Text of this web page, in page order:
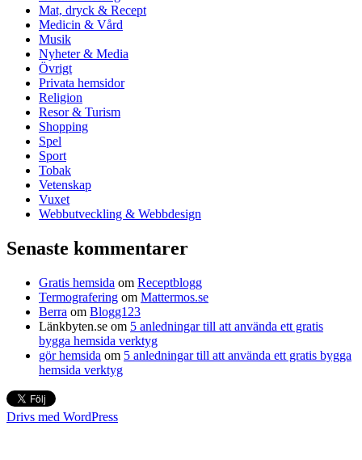
Mat, dryck & Recept
Medicin & Vård
Musik
Nyheter & Media
Övrigt
Privata hemsidor
Religion
Resor & Turism
Shopping
Spel
Sport
Tobak
Vetenskap
Vuxet
Webbutveckling & Webbdesign
Senaste kommentarer
Gratis hemsida om Receptblogg
Termografering om Mattermos.se
Berra om Blogg123
Länkbyten.se om 5 anledningar till att använda ett gratis
bygga hemsida verktyg
gör hemsida om 5 anledningar till att använda ett gratis bygga
hemsida verktyg
Drivs med WordPress